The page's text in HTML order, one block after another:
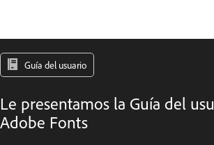
Guía del usuario
Le presentamos la Guía del
Adobe Fonts